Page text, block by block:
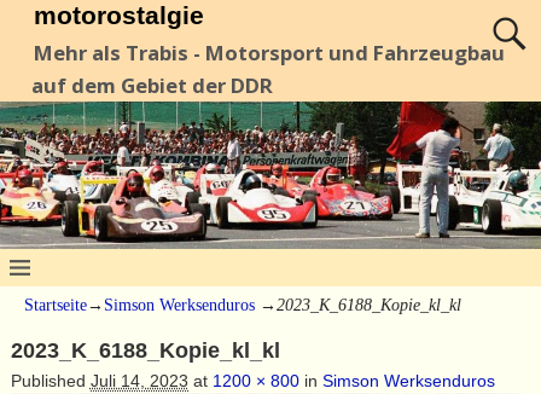
motorostalgie
Mehr als Trabis - Motorsport und Fahrzeugbau
auf dem Gebiet der DDR
Startseite→ Simson Werksenduros → 2023_K_6188_Kopie_kl_kl
2023_K_6188_Kopie_kl_kl
Published Juli 14, 2023 at 1200 × 800in Simson Werksenduros